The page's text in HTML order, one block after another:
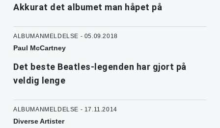
Akkurat det albumet man håpet på
ALBUMANMELDELSE - 05.09.2018
Paul McCartney
Det beste Beatles-legenden har gjort på
veldig lenge
ALBUMANMELDELSE - 17.11.2014
Diverse Artister